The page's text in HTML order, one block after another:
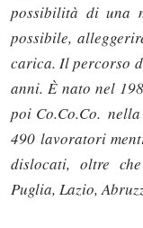
possibilità di una
possibile,
carica. Il percorso
anni. È nato nel
poi Co.Co.Co.
490 lavoratori
dislocati, oltre
Puglia, Lazio,
Solo gli
commentare!